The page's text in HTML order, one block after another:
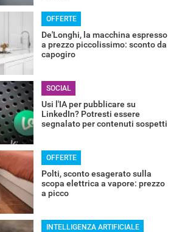
OFFERTE
De'Longhi, la macchina espresso
a prezzo piccolissimo: sconto da
capogiro
SOCIAL
Usi l'IA per pubblicare su
LinkedIn? Potresti essere
segnalato per contenuti sospetti
OFFERTE
Polti, sconto esagerato sulla
scopa elettrica a vapore: prezzo
a picco
INTELLIGENZA ARTIFICIALE